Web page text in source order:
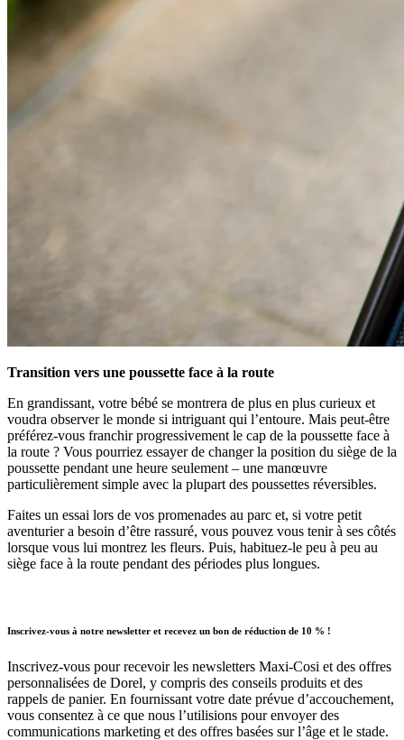
Transition vers une poussette face à la route
En grandissant, votre bébé se montrera de plus en plus curieux et
voudra observer le monde si intriguant qui l’entoure. Mais peut-être
préférez-vous franchir progressivement le cap de la poussette face à
la route ? Vous pourriez essayer de changer la position du siège de la
poussette pendant une heure seulement – une manœuvre
particulièrement simple avec la plupart des poussettes réversibles.
Faites un essai lors de vos promenades au parc et, si votre petit
aventurier a besoin d’être rassuré, vous pouvez vous tenir à ses côtés
lorsque vous lui montrez les fleurs. Puis, habituez-le peu à peu au
siège face à la route pendant des périodes plus longues.
Inscrivez-vous à notre newsletter et recevez un bon de réduction de 10 % !
Inscrivez-vous pour recevoir les newsletters Maxi-Cosi et des offres
personnalisées de Dorel, y compris des conseils produits et des
rappels de panier. En fournissant votre date prévue d’accouchement,
vous consentez à ce que nous l’utilisions pour envoyer des
communications marketing et des offres basées sur l’âge et le stade.